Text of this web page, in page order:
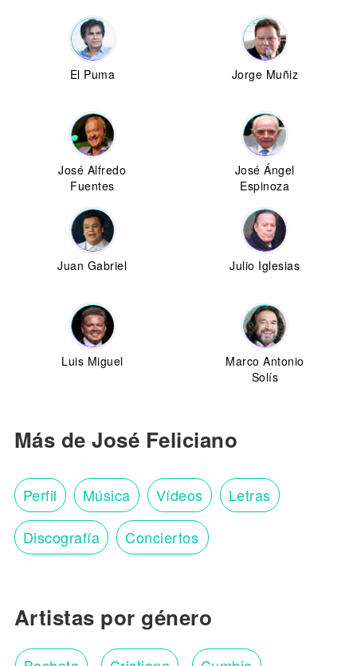
El Puma Jorge Muñiz
José Alfredo
Fuentes
José Ángel
Espinoza
Juan Gabriel Julio Iglesias
Luis Miguel
Marco Antonio
Solís
Más de José Feliciano
Perfil Música Vídeos Letras
Discografía Conciertos
Artistas por género